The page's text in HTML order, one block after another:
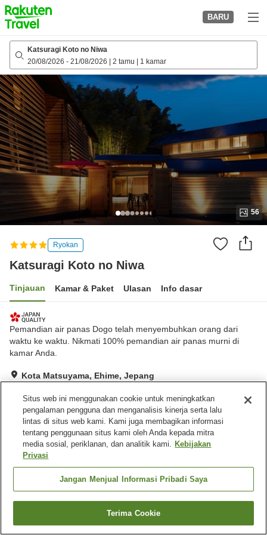
to
top
page
BARU
Katsuragi Koto no Niwa
20/08/2026 - 21/08/2026 2 tamu 1 kamar
56
Ryokan
Katsuragi Koto no Niwa
Tinjauan Kamar & Paket Ulasan Info dasar
Pemandian air panas Dogo telah menyembuhkan orang dari
waktu ke waktu. Nikmati 100% pemandian air panas murni di
kamar Anda.
Kota Matsuyama, Ehime, Jepang
Hebat Ulasan:35
Fasilitas properti
Tempat parkir
Beranda Jepang Ehime
Kota Matsuyama
Cari kamar
Situs web ini menggunakan cookie untuk meningkatkan
pengalaman pengguna dan menganalisis kinerja serta lalu
lintas di situs web kami. Kami juga membagikan informasi
tentang penggunaan situs kami oleh Anda kepada mitra
media sosial, periklanan, dan analitik kami. Kebijakan
Privasi
Jangan Menjual Informasi Pribadi Saya
Terima Cookie